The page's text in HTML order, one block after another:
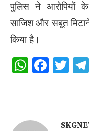
पुलिस ने आरोपियों
साजिश और सबूत
किया है।